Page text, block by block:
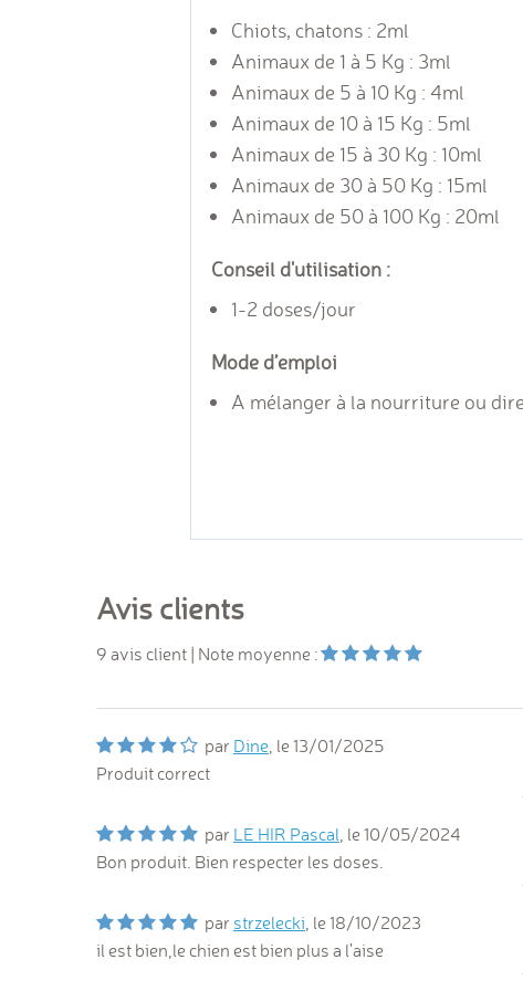
Chiots, chatons : 2ml
Animaux de 1 à 5 Kg : 3ml
Animaux de 5 à 10 Kg : 4ml
Animaux de 10 à 15 Kg : 5ml
Animaux de 15 à 30 Kg : 10ml
Animaux de 30 à 50 Kg : 15ml
Animaux de 50 à 100 Kg : 20ml
Conseil d'utilisation :
1-2 doses/jour
Mode d’emploi
A mélanger à la nourriture ou
Avis clients
9 avis client | Note moyenne :
par Dine, le 13/01/2025
Produit correct
par LE HIR Pascal, le 10/05/2024
Bon produit. Bien respecter les doses.
par strzelecki, le 18/10/2023
il est bien,le chien est bien plus a l'aise